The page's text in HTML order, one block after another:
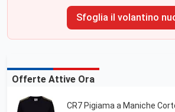
Sfoglia il volantino
Offerte Attive Ora
CR7 Pigiama a Maniche